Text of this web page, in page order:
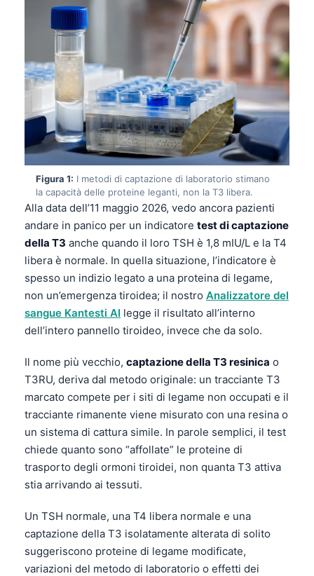
Figura 1: I metodi di captazione di laboratorio stimano
la capacità delle proteine leganti, non la T3 libera.
Alla data dell’11 maggio 2026, vedo ancora pazienti
andare in panico per un indicatore test di captazione
della T3 anche quando il loro TSH è 1,8 mIU/L e la T4
libera è normale. In quella situazione, l’indicatore è
spesso un indizio legato a una proteina di legame,
non un’emergenza tiroidea; il nostro Analizzatore del
sangue Kantesti AI legge il risultato all’interno
dell’intero pannello tiroideo, invece che da solo.
Il nome più vecchio, captazione della T3 resinica o
T3RU, deriva dal metodo originale: un tracciante T3
marcato compete per i siti di legame non occupati e il
tracciante rimanente viene misurato con una resina o
un sistema di cattura simile. In parole semplici, il test
chiede quanto sono “affollate” le proteine di
trasporto degli ormoni tiroidei, non quanta T3 attiva
stia arrivando ai tessuti.
Un TSH normale, una T4 libera normale e una
captazione della T3 isolatamente alterata di solito
suggeriscono proteine di legame modificate,
variazioni del metodo di laboratorio o effetti dei